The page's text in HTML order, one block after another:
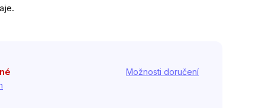
Možnosti doručení